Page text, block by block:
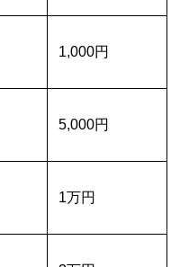
1,000円
5,000円
1万円